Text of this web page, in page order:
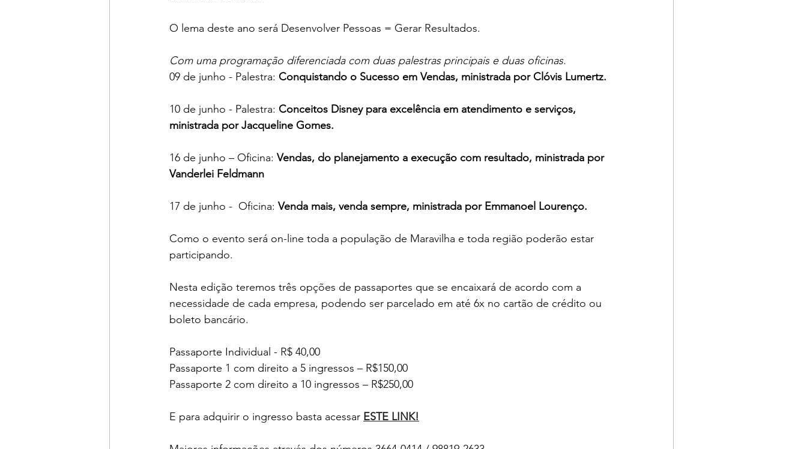
O lema deste ano será Desenvolver Pessoas = Gerar Resultados.
Com uma programação diferenciada com duas palestras principais e duas oficinas.
09 de junho - Palestra: Conquistando o Sucesso em Vendas, ministrada por Clóvis Lumertz.
10 de junho - Palestra: Conceitos Disney para excelência em atendimento e serviços,
ministrada por Jacqueline Gomes.
16 de junho – Oficina: Vendas, do planejamento a execução com resultado, ministrada por
Vanderlei Feldmann
17 de junho -  Oficina: Venda mais, venda sempre, ministrada por Emmanoel Lourenço.
Como o evento será on-line toda a população de Maravilha e toda região poderão estar
participando.
Nesta edição teremos três opções de passaportes que se encaixará de acordo com a
necessidade de cada empresa, podendo ser parcelado em até 6x no cartão de crédito ou
boleto bancário.
Passaporte Individual - R$ 40,00
Passaporte 1 com direito a 5 ingressos – R$150,00
Passaporte 2 com direito a 10 ingressos – R$250,00
E para adquirir o ingresso basta acessar ESTE LINK!